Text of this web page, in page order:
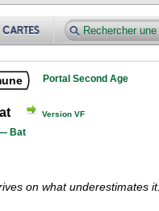
Portal Second Age
Version VF
Bat
on what underestimates it.